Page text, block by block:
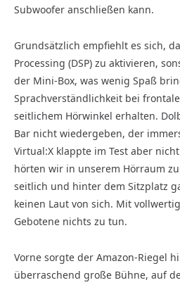
Subwoofer anschließen kann.
Grundsätzlich empfiehlt es sich,
Processing (DSP) zu aktivieren,
der Mini-Box, was wenig Spaß
Sprachverständlichkeit bei
seitlichem Hörwinkel erhalten.
Bar nicht wiedergeben, der
Virtual:X klappte im Test aber
hörten wir in unserem Hörraum
seitlich und hinter dem Sitzplatz
keinen Laut von sich. Mit
Gebotene nichts zu tun.
Vorne sorgte der Amazon-Riegel
überraschend große Bühne, auf